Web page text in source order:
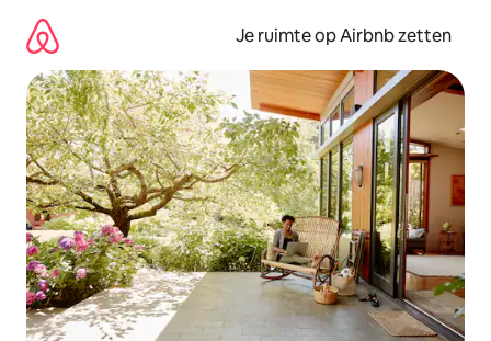
direct
naar
inhoud
Je ruimte op Airbnb zetten